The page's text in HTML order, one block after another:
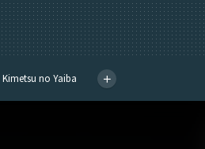
Kimetsu no Yaiba